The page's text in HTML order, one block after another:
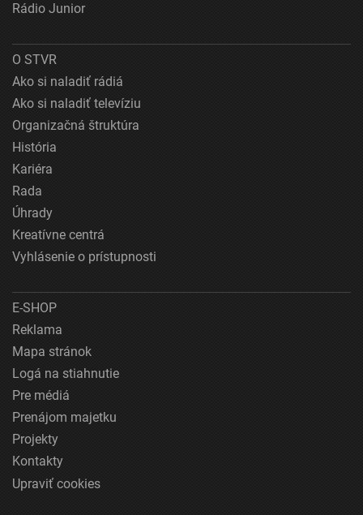
Rádio Junior
O STVR
Ako si naladiť rádiá
Ako si naladiť televíziu
Organizačná štruktúra
História
Kariéra
Rada
Úhrady
Kreatívne centrá
Vyhlásenie o prístupnosti
E-SHOP
Reklama
Mapa stránok
Logá na stiahnutie
Pre médiá
Prenájom majetku
Projekty
Kontakty
Upraviť cookies